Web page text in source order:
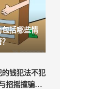
括哪些情
？
钱犯法不犯
招摇撞骗罪